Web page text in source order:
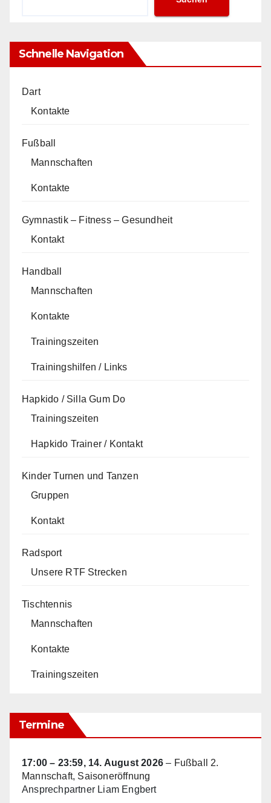
Schnelle Navigation
Dart
Kontakte
Fußball
Mannschaften
Kontakte
Gymnastik – Fitness – Gesundheit
Kontakt
Handball
Mannschaften
Kontakte
Trainingszeiten
Trainingshilfen / Links
Hapkido / Silla Gum Do
Trainingszeiten
Hapkido Trainer / Kontakt
Kinder Turnen und Tanzen
Gruppen
Kontakt
Radsport
Unsere RTF Strecken
Tischtennis
Mannschaften
Kontakte
Trainingszeiten
Termine
17:00 – 23:59, 14. August 2026 – Fußball 2.
Mannschaft, Saisoneröffnung
Ansprechpartner Liam Engbert